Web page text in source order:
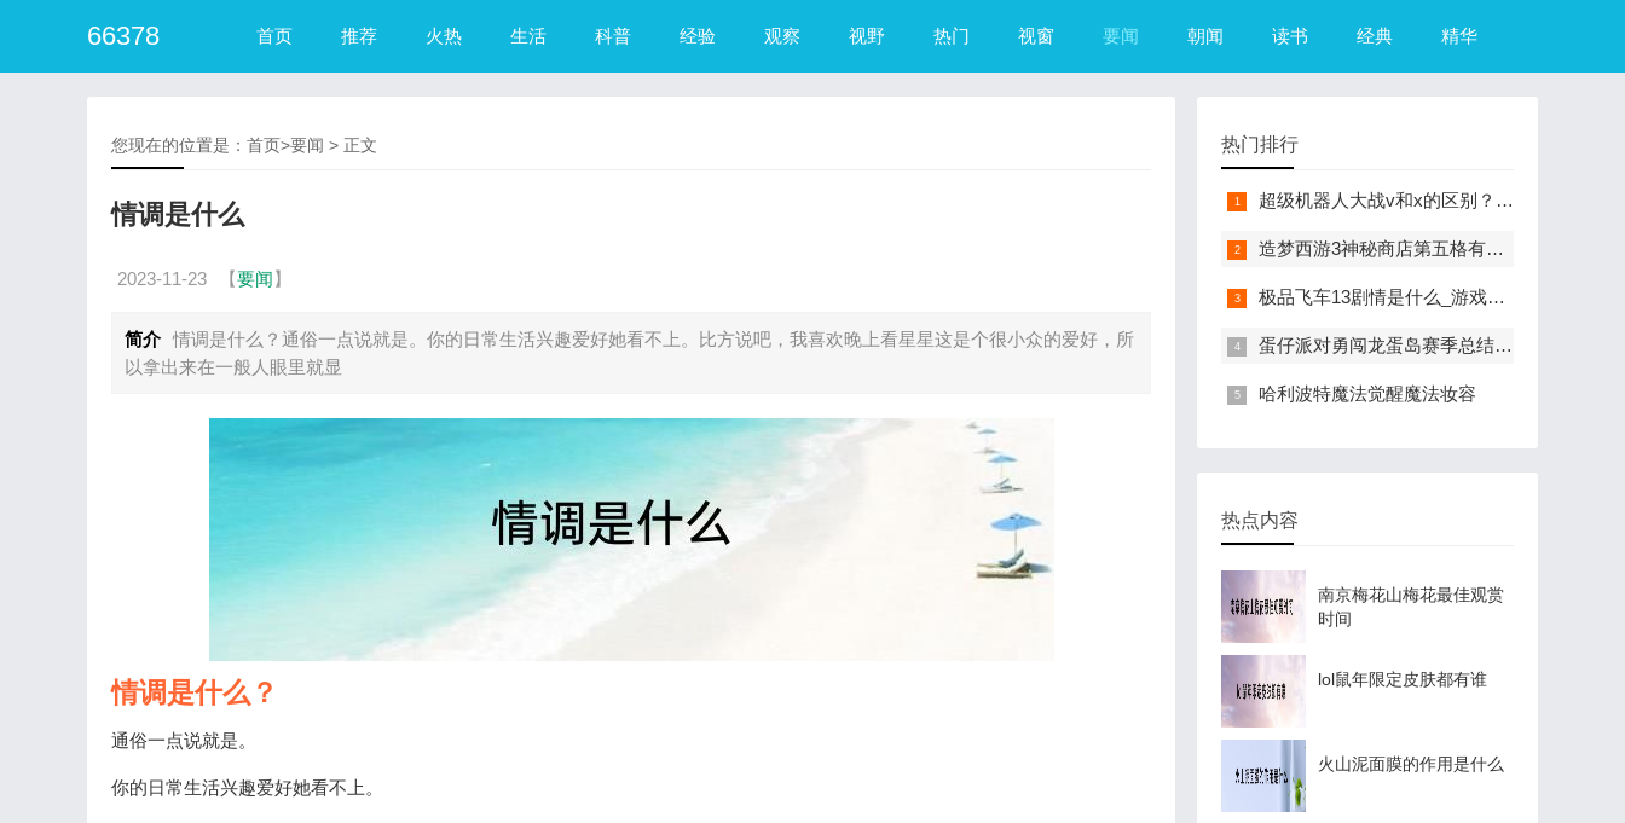
66378 首页 推荐 火热 生活 科普 经验 观察 视野 热门 视窗 要闻 朝闻 读书 经典 精华
您现在的位置是： 首页>要闻 > 正文
情调是什么
2023-11-23 【要闻】
简介 情调是什么？通俗一点说就是。你的日常生活兴趣爱好她看不上。比方说吧，我喜欢晚上看星星这是个很小众的爱好，所
以拿出来在一般人眼里就显
情调是什么？
通俗一点说就是。
你的日常生活兴趣爱好她看不上。
热门排行
超级机器人大战v和x的区别？（超级机器人大战R）
造梦西游3神秘商店第五格有什么？（造梦西游3摇光石）
极品飞车13剧情是什么_游戏？（极品飞车13中文版）
蛋仔派对勇闯龙蛋岛赛季总结来咯
哈利波特魔法觉醒魔法妆容
热点内容
南京梅花山梅花最佳观赏
时间
lol鼠年限定皮肤都有谁
火山泥面膜的作用是什么